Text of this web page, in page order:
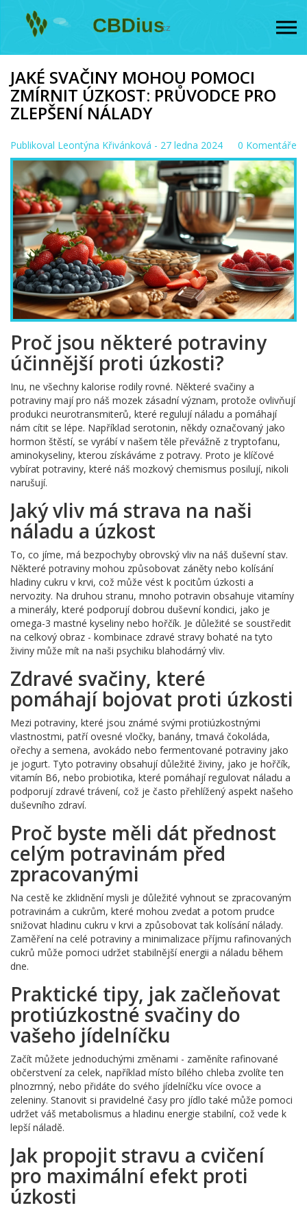
JAKÉ SVAČINY MOHOU POMOCI
ZMÍRNIT ÚZKOST: PRŮVODCE PRO
ZLEPŠENÍ NÁLADY
Publikoval Leontýna Křivánková - 27 ledna 2024 0 Komentáře
Proč jsou některé potraviny
účinnější proti úzkosti?
Inu, ne všechny kalorise rodily rovné. Některé svačiny a
potraviny mají pro náš mozek zásadní význam, protože ovlivňují
produkci neurotransmiterů, které regulují náladu a pomáhají
nám cítit se lépe. Například serotonin, někdy označovaný jako
hormon štěstí, se vyrábí v našem těle převážně z tryptofanu,
aminokyseliny, kterou získáváme z potravy. Proto je klíčové
vybírat potraviny, které náš mozkový chemismus posilují, nikoli
narušují.
Jaký vliv má strava na naši
náladu a úzkost
To, co jíme, má bezpochyby obrovský vliv na náš duševní stav.
Některé potraviny mohou způsobovat záněty nebo kolísání
hladiny cukru v krvi, což může vést k pocitům úzkosti a
nervozity. Na druhou stranu, mnoho potravin obsahuje vitamíny
a minerály, které podporují dobrou duševní kondici, jako je
omega-3 mastné kyseliny nebo hořčík. Je důležité se soustředit
na celkový obraz - kombinace zdravé stravy bohaté na tyto
živiny může mít na naši psychiku blahodárný vliv.
Zdravé svačiny, které
pomáhají bojovat proti úzkosti
Mezi potraviny, které jsou známé svými protiúzkostnými
vlastnostmi, patří ovesné vločky, banány, tmavá čokoláda,
ořechy a semena, avokádo nebo fermentované potraviny jako
je jogurt. Tyto potraviny obsahují důležité živiny, jako je hořčík,
vitamín B6, nebo probiotika, které pomáhají regulovat náladu a
podporují zdravé trávení, což je často přehlížený aspekt našeho
duševního zdraví.
Proč byste měli dát přednost
celým potravinám před
zpracovanými
Na cestě ke zklidnění mysli je důležité vyhnout se zpracovaným
potravinám a cukrům, které mohou zvedat a potom prudce
snižovat hladinu cukru v krvi a způsobovat tak kolísání nálady.
Zaměření na celé potraviny a minimalizace příjmu rafinovaných
cukrů může pomoci udržet stabilnější energii a náladu během
dne.
Praktické tipy, jak začleňovat
protiúzkostné svačiny do
vašeho jídelníčku
Začít můžete jednoduchými změnami - zaměníte rafinované
občerstvení za celek, například místo bílého chleba zvolíte ten
plnozrnný, nebo přidáte do svého jídelníčku více ovoce a
zeleniny. Stanovit si pravidelné časy pro jídlo také může pomoci
udržet váš metabolismus a hladinu energie stabilní, což vede k
lepší náladě.
Jak propojit stravu a cvičení
pro maximální efekt proti
úzkosti